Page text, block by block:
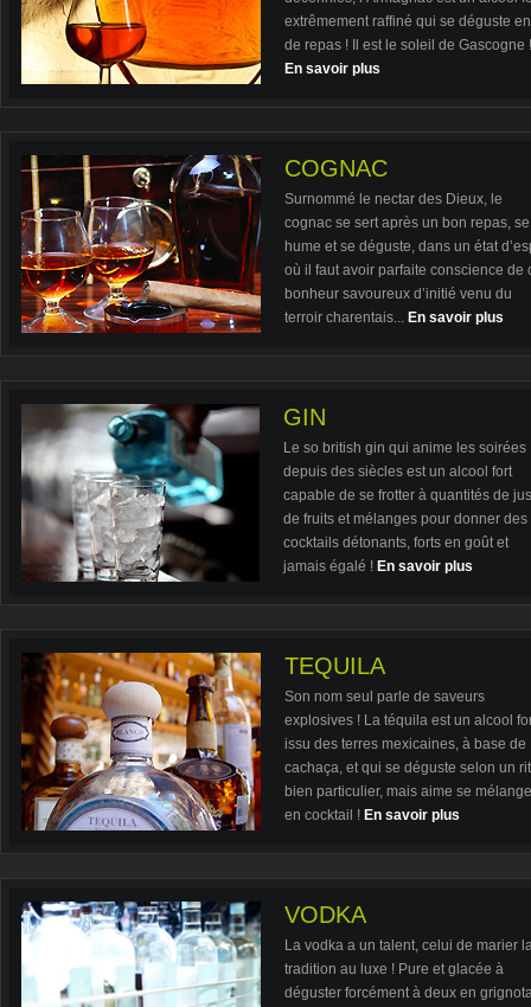
extrêmement raffiné qui se déguste
de repas ! Il est le soleil de Gascogne !
En savoir plus
COGNAC
Surnommé le nectar des Dieux, le
cognac se sert après un bon repas, se
hume et se déguste, dans un état
où il faut avoir parfaite conscience de
bonheur savoureux d’initié venu du
terroir charentais... En savoir plus
GIN
Le so british gin qui anime les soirées
depuis des siècles est un alcool fort
capable de se frotter à quantités de jus
de fruits et mélanges pour donner des
cocktails détonants, forts en goût et
jamais égalé ! En savoir plus
TEQUILA
Son nom seul parle de saveurs
explosives ! La téquila est un alcool
issu des terres mexicaines, à base de
cachaça, et qui se déguste selon un
bien particulier, mais aime se
en cocktail ! En savoir plus
VODKA
La vodka a un talent, celui de marier
tradition au luxe ! Pure et glacée à
déguster forcément à deux en